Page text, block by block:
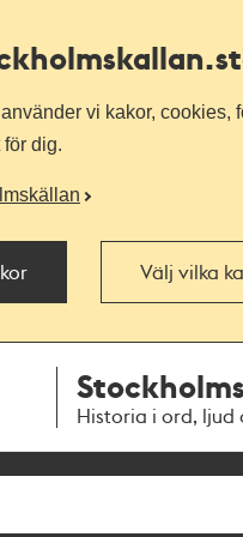
vi kakor, cookies,
dig.
Välj vilka
Historia i ord, ljud